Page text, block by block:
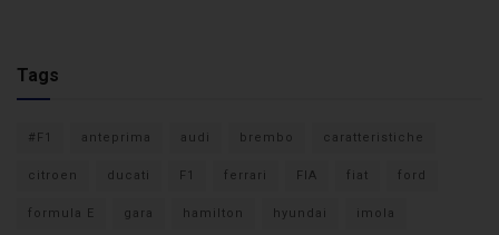
Tags
#F1 anteprima audi brembo caratteristiche
citroen ducati F1 ferrari FIA fiat ford
formula E gara hamilton hyundai imola